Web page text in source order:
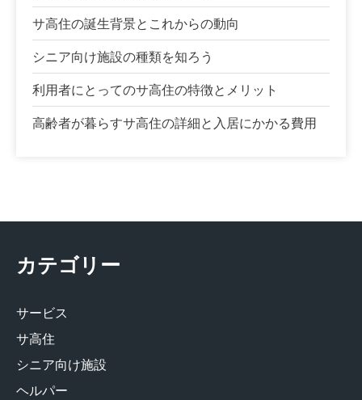
サ高住の誕生背景とこれからの動向
シニア向け施設の種類を知ろう
利用者にとってのサ高住の特徴とメリット
高齢者が暮らすサ高住の詳細と入居にかかる費用
カテゴリー
サービス
サ高住
シニア向け施設
ヘルパー